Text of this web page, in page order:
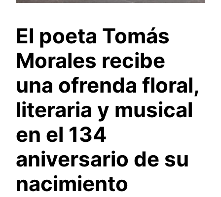
El poeta Tomás
Morales recibe
una ofrenda floral,
literaria y musical
en el 134
aniversario de su
nacimiento